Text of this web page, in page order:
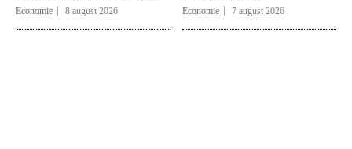
Economie 8 august 2026 Economie 7 august 2026